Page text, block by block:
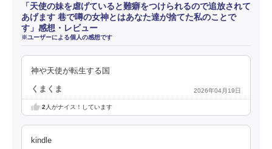
「天使の妹を虐げていると難癖をつけられるので追放されて
あげます 巷で噂の女神とはあなた達が捨てた私のことで
す」感想・レビュー
※ユーザーによる個人の感想です
神や天使が転生する国
くまくま 2026年04月19日
2 人がナイス！しています
kindle